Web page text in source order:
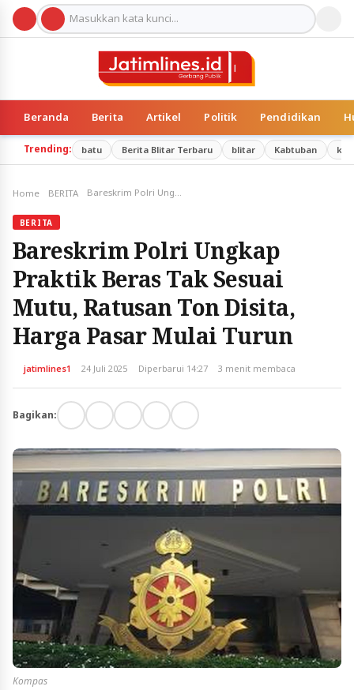
Beranda Berita Artikel Politik Pendidikan
Trending: batu Berita Blitar Terbaru blitar Kabtuban
Home BERITA
BERITA
Bareskrim Polri Ungkap
Praktik Beras Tak Sesuai
Mutu, Ratusan Ton Disita,
Harga Pasar Mulai Turun
jatimlines1 24 Juli 2025 Diperbarui 14:27 3 menit membaca
Bagikan:
Kompas